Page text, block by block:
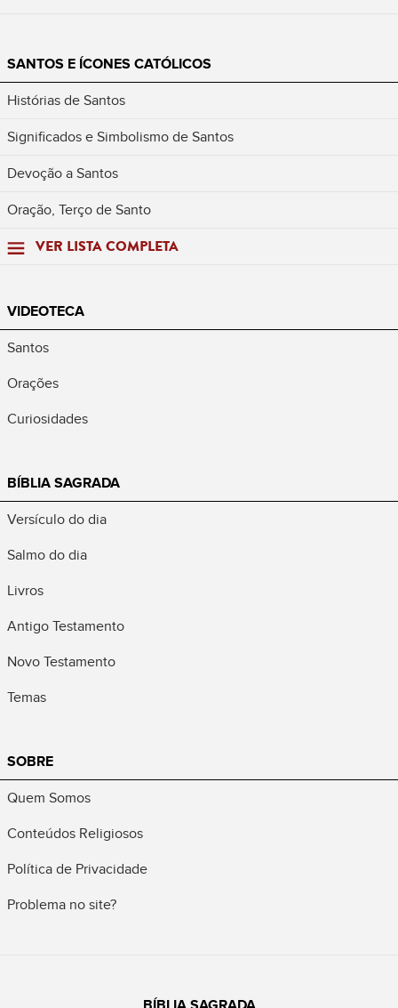
SANTOS E ÍCONES CATÓLICOS
Histórias de Santos
Significados e Simbolismo de Santos
Devoção a Santos
Oração, Terço de Santo
VER LISTA COMPLETA
VIDEOTECA
Santos
Orações
Curiosidades
BÍBLIA SAGRADA
Versículo do dia
Salmo do dia
Livros
Antigo Testamento
Novo Testamento
Temas
SOBRE
Quem Somos
Conteúdos Religiosos
Política de Privacidade
Problema no site?